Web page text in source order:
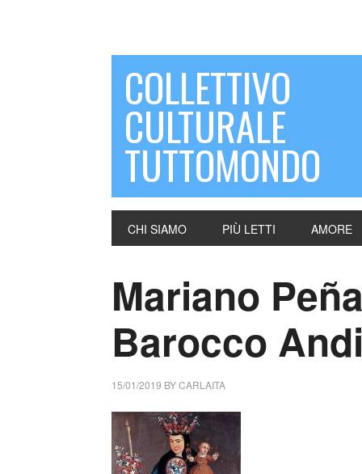
COLLETTIVO
CULTURALE
TUTTOMONDO
CHI SIAMO PIÙ LETTI AMORE
Mariano
Barocco
15/01/2019 BYCARLAITA